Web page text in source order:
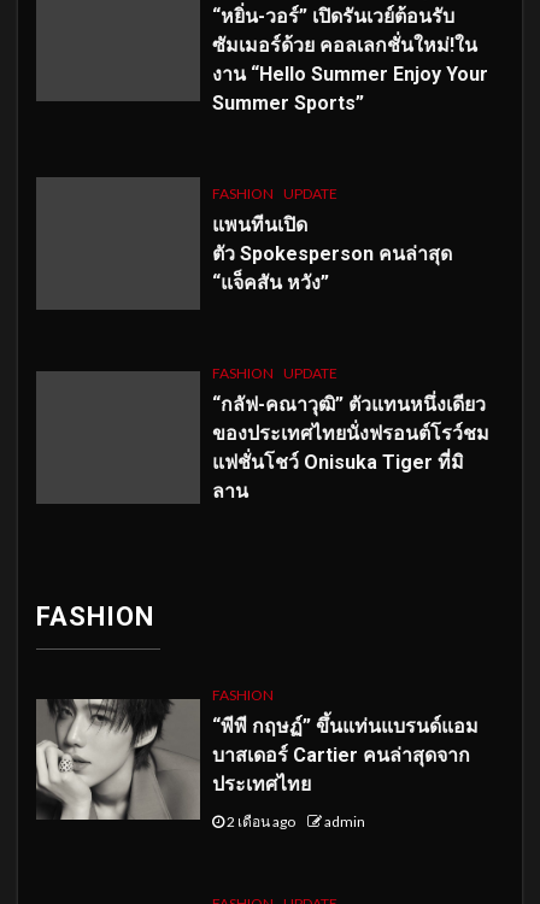
“หยิ่น-วอร์” เปิดรันเวย์ต้อนรับ
ซัมเมอร์ด้วย คอลเลกชั่นใหม่!ใน
งาน “Hello Summer Enjoy Your
Summer Sports”
FASHION UPDATE
แพนทีนเปิด
ตัว Spokesperson คนล่าสุด
“แจ็คสัน หวัง”
FASHION UPDATE
“กลัฟ-คณาวุฒิ” ตัวแทนหนึ่งเดียว
ของประเทศไทยนั่งฟรอนต์โรว์ชม
แฟชั่นโชว์ Onisuka Tiger ที่มิ
ลาน
FASHION
FASHION
“พีพี กฤษฏ์” ขึ้นแท่นแบรนด์แอม
บาสเดอร์ Cartier คนล่าสุดจาก
ประเทศไทย
2 เดือน ago admin